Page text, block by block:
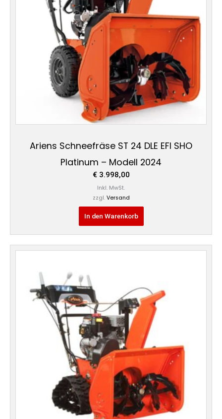
Ariens Schneefräse ST 24 DLE EFI SHO
Platinum – Modell 2024
€3.998,00
Inkl. MwSt.
zzgl. Versand
In den Warenkorb